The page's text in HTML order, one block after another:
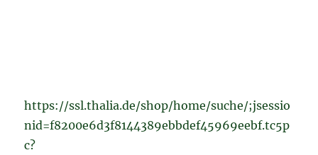
https://ssl.thalia.de/shop/home/suche/;jsessio
nid=f8200e6d3f8144389ebbdef45969eebf.tc5p
c?